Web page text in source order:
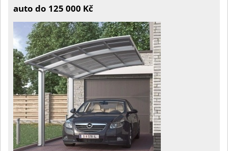
auto do 125 000 Kč